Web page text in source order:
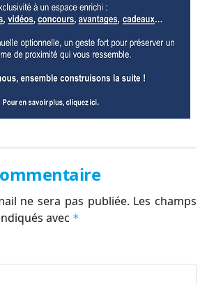
ne sera pas publiée. Les champs
avec *